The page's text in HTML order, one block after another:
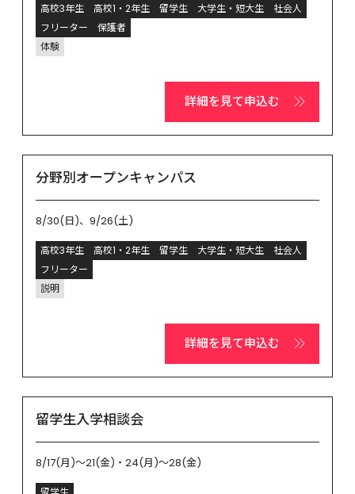
高校3年生 高校1・2年生 留学生 大学生・短大生
社会人
フリーター
保護者
体験
詳細を見て申込む
分野別オープンキャンパス
8/30(日)、9/26(土)
高校3年生 高校1・2年生 留学生 大学生・短大生
社会人
フリーター
説明
詳細を見て申込む
留学生入学相談会
8/17(月)～21(金)・24(月)～28(金)